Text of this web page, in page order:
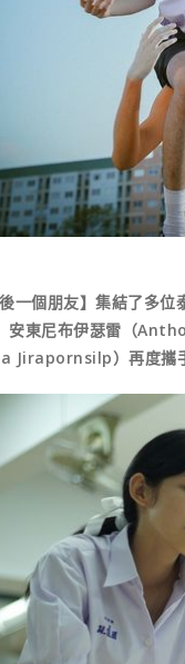
後一個朋友】集結了多
安東尼布伊瑟雷（
Jirapornsilp）再度攜